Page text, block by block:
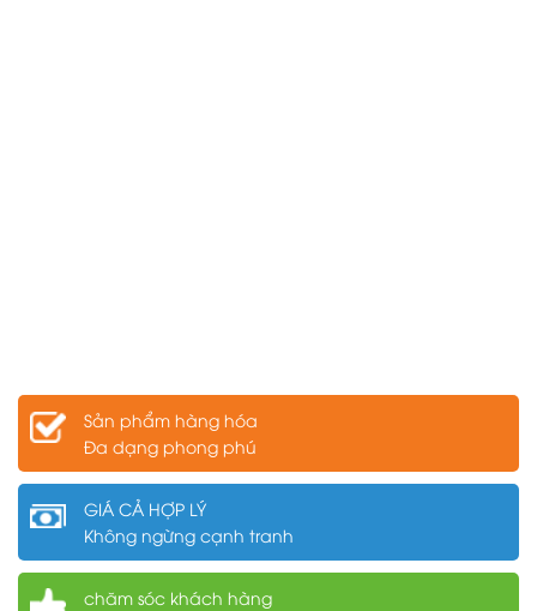
Sản phẩm hàng hóa
Đa dạng phong phú
GIÁ CẢ HỢP LÝ
Không ngừng cạnh tranh
chăm sóc khách hàng